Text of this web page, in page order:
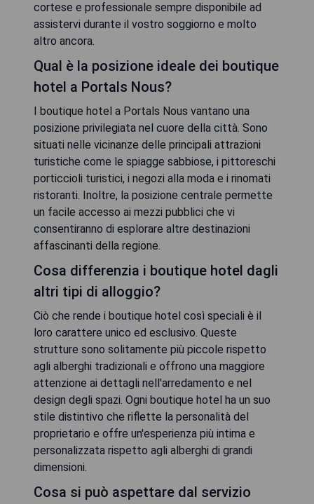
cortese e professionale sempre disponibile ad
assistervi durante il vostro soggiorno e molto
altro ancora.
Qual è la posizione ideale dei boutique
hotel a Portals Nous?
I boutique hotel a Portals Nous vantano una
posizione privilegiata nel cuore della città. Sono
situati nelle vicinanze delle principali attrazioni
turistiche come le spiagge sabbiose, i pittoreschi
porticcioli turistici, i negozi alla moda e i rinomati
ristoranti. Inoltre, la posizione centrale permette
un facile accesso ai mezzi pubblici che vi
consentiranno di esplorare altre destinazioni
affascinanti della regione.
Cosa differenzia i boutique hotel dagli
altri tipi di alloggio?
Ciò che rende i boutique hotel così speciali è il
loro carattere unico ed esclusivo. Queste
strutture sono solitamente più piccole rispetto
agli alberghi tradizionali e offrono una maggiore
attenzione ai dettagli nell'arredamento e nel
design degli spazi. Ogni boutique hotel ha un suo
stile distintivo che riflette la personalità del
proprietario e offre un'esperienza più intima e
personalizzata rispetto agli alberghi di grandi
dimensioni.
Cosa si può aspettare dal servizio